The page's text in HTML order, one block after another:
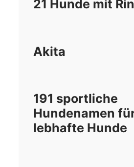
21 Hunde mit
Akita
191 sportliche
Hundenamen
lebhafte Hunde